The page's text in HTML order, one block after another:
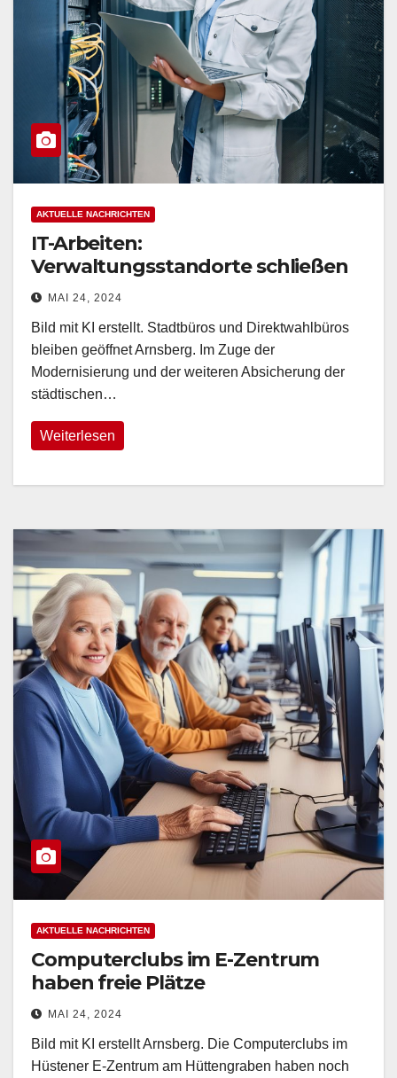
AKTUELLE NACHRICHTEN
IT-Arbeiten:
Verwaltungsstandorte schließen
am Brückentag, 31. Mai, vorzeitig
MAI 24, 2024
Bild mit KI erstellt. Stadtbüros und Direktwahlbüros
bleiben geöffnet Arnsberg. Im Zuge der
Modernisierung und der weiteren Absicherung der
städtischen…
Weiterlesen
AKTUELLE NACHRICHTEN
Computerclubs im E-Zentrum
haben freie Plätze
MAI 24, 2024
Bild mit KI erstellt Arnsberg. Die Computerclubs im
Hüstener E-Zentrum am Hüttengraben haben noch